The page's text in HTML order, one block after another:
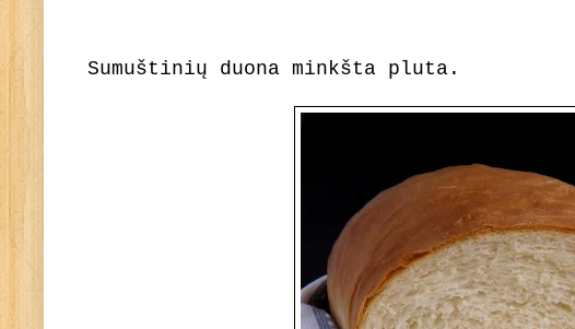
Sumuštinių duona minkšta pluta.